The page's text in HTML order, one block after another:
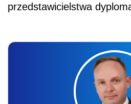
przedstawicielstwa